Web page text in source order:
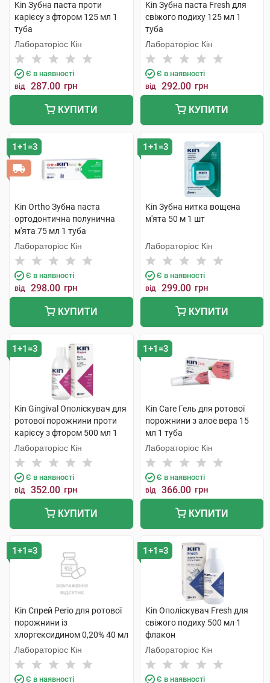
Kin Зубна паста проти
карієсу з фтором 125 мл 1
туба
Лабораторіос Кін
Є в наявності
від 287.00 грн
КУПИТИ
Kin Зубна паста Fresh для
свіжого подиху 125 мл 1
туба
Лабораторіос Кін
Є в наявності
від 292.00 грн
КУПИТИ
1+1=3
Kin Ortho Зубна паста
ортодонтична полунична
м'ята 75 мл 1 туба
Лабораторіос Кін
Є в наявності
від 298.00 грн
КУПИТИ
1+1=3
Kin Зубна нитка вощена
м'ята 50 м 1 шт
Лабораторіос Кін
Є в наявності
від 299.00 грн
КУПИТИ
1+1=3
Kin Gingival Ополіскувач для
ротової порожнини проти
карієсу з фтором 500 мл 1
флакон
Лабораторіос Кін
Є в наявності
від 352.00 грн
КУПИТИ
1+1=3
Kin Care Гель для ротової
порожнини з алое вера 15
мл 1 туба
Лабораторіос Кін
Є в наявності
від 366.00 грн
КУПИТИ
1+1=3
Kin Спрей Perio для ротової
порожнини із
хлоргексидином 0,20% 40 мл
1 флакон
Лабораторіос Кін
Є в наявності
1+1=3
Kin Ополіскувач Fresh для
свіжого подиху 500 мл 1
флакон
Лабораторіос Кін
Є в наявності